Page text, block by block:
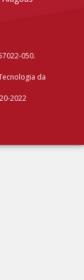
050.
da
2022